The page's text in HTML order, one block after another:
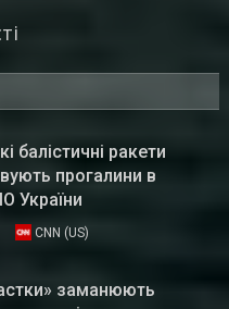
балістичні ракети
прогалини в
України
CNN (US)
заманюють